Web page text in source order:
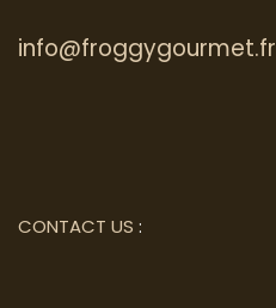
info@froggygourmet.fr
CONTACT US :